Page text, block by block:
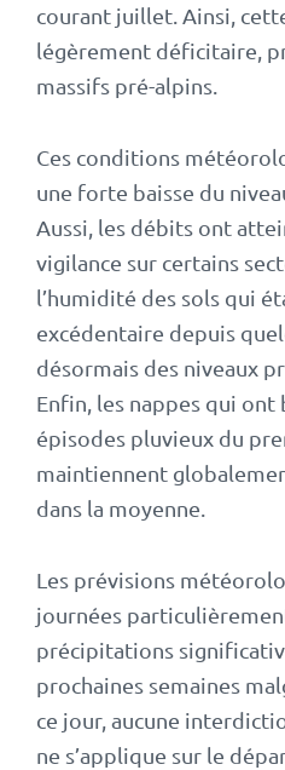
courant juillet. Ainsi,
légèrement déficitaire,
massifs pré-alpins.
Ces conditions
une forte baisse du
Aussi, les débits ont
vigilance sur certains
l’humidité des sols qui
excédentaire depuis
désormais des niveaux
Enfin, les nappes qui ont
épisodes pluvieux du
maintiennent
dans la moyenne.
Les prévisions
journées
précipitations
prochaines semaines
ce jour, aucune
ne s’applique sur le